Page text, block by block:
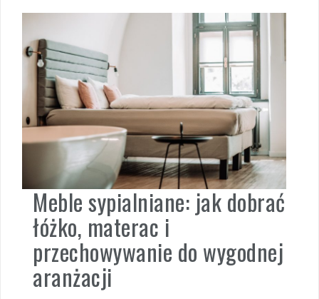
Meble sypialniane: jak dobrać
łóżko, materac i
przechowywanie do wygodnej
aranżacji